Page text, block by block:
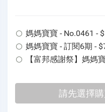
媽媽寶寶 - No.0461 -
媽媽寶寶 - 訂閱6期 -
【富邦感謝祭】媽媽